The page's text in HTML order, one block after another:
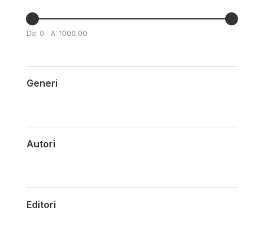
Da: 0 A: 1000.00
Generi
Autori
Editori